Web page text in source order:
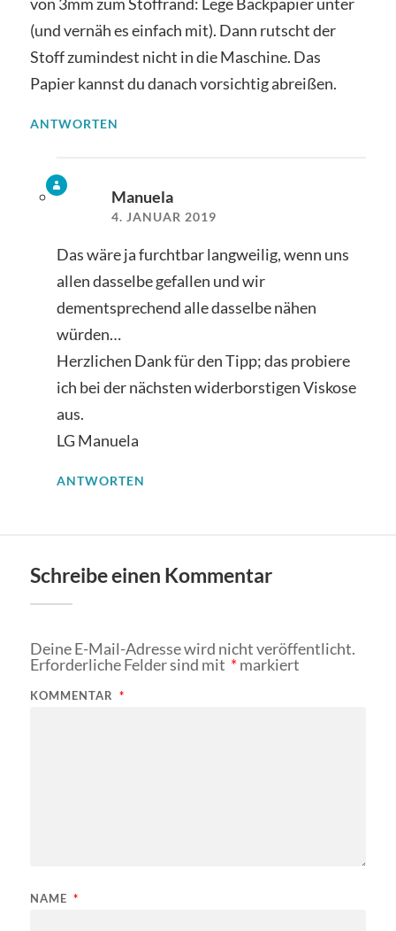
(und vernäh es einfach mit). Dann rutscht der
Stoff zumindest nicht in die Maschine. Das
Papier kannst du danach vorsichtig abreißen.
ANTWORTEN
Manuela
4. JANUAR 2019
Das wäre ja furchtbar langweilig, wenn uns
allen dasselbe gefallen und wir
dementsprechend alle dasselbe nähen
würden…
Herzlichen Dank für den Tipp; das probiere
ich bei der nächsten widerborstigen Viskose
aus.
LG Manuela
ANTWORTEN
Schreibe einen Kommentar
Deine E-Mail-Adresse wird nicht veröffentlicht.
Erforderliche Felder sind mit *markiert
KOMMENTAR *
NAME *